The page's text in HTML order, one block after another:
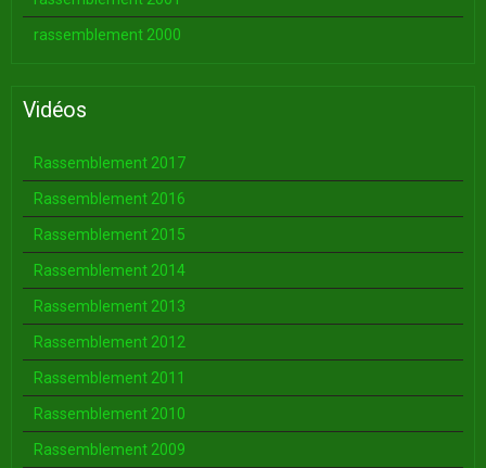
rassemblement 2000
Vidéos
Rassemblement 2017
Rassemblement 2016
Rassemblement 2015
Rassemblement 2014
Rassemblement 2013
Rassemblement 2012
Rassemblement 2011
Rassemblement 2010
Rassemblement 2009